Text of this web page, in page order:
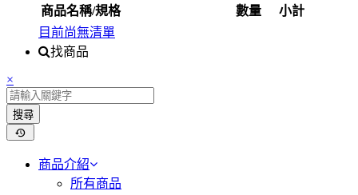
商品名稱/規格
數量
小計
目前尚無清單
找商品
×
搜尋
商品介紹
所有商品